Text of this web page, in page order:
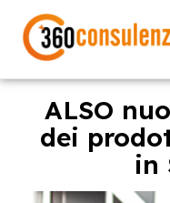
ALSO
dei
in